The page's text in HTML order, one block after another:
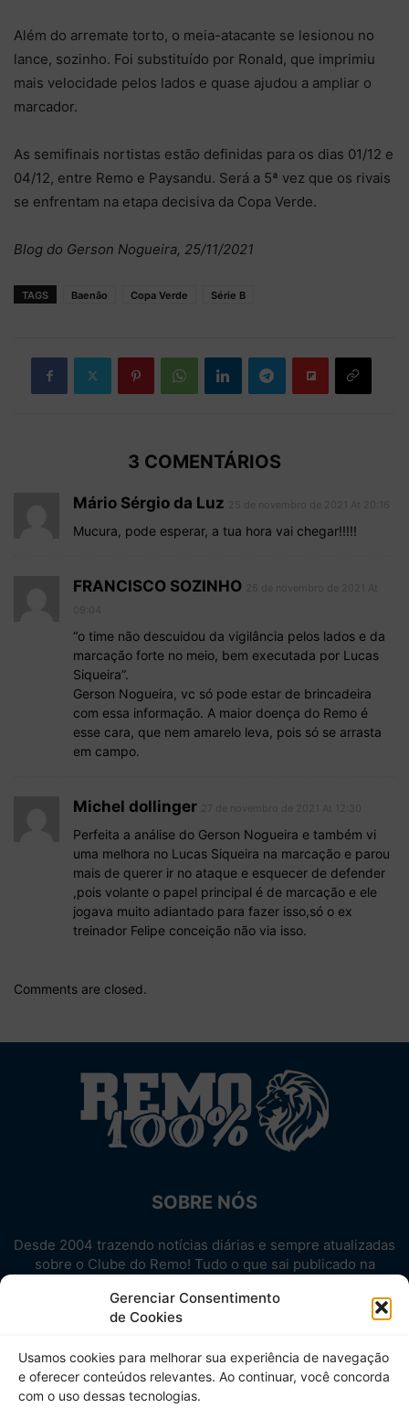
Gerenciar Consentimento
de Cookies
Usamos cookies para melhorar sua experiência de navegação
e oferecer conteúdos relevantes. Ao continuar, você concorda
com o uso dessas tecnologias.
Além do arremate torto, o meia-atacante se lesionou no
lance, sozinho. Foi substituído por Ronald, que imprimiu
mais velocidade pelos lados e quase ajudou a ampliar o
marcador.
As semifinais nortistas estão definidas para os dias 01/12 e
04/12, entre Remo e Paysandu. Será a 5ª vez que os rivais
se enfrentam na etapa decisiva da Copa Verde.
Blog do Gerson Nogueira, 25/11/2021
TAGS Baenão Copa Verde Série B
3 COMENTÁRIOS
Mário Sérgio da Luz
Mucura, pode esperar, a tua hora vai chegar!!!!!
FRANCISCO SOZINHO
“o time não descuidou da vigilância pelos lados e da
marcação forte no meio, bem executada por Lucas
Siqueira”.
Gerson Nogueira, vc só pode estar de brincadeira
com essa informação. A maior doença do Remo é
esse cara, que nem amarelo leva, pois só se arrasta
em campo.
Michel dollinger
Perfeita a análise do Gerson Nogueira e também vi
uma melhora no Lucas Siqueira na marcação e parou
mais de querer ir no ataque e esquecer de defender
,pois volante o papel principal é de marcação e ele
jogava muito adiantado para fazer isso,só o ex
treinador Felipe conceição não via isso.
Comments are closed.
SOBRE NÓS
Desde 2004 trazendo notícias diárias e sempre atualizadas
sobre o Clube do Remo! Tudo o que sai publicado na
Aproveite! Site não-oficial.
SIGA-NOS